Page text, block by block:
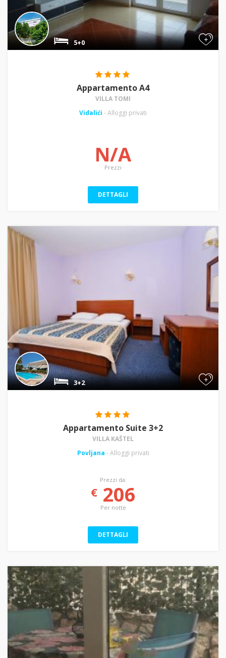
+
5+0
Appartamento A4
VILLA TOMI
Vidalići - Alloggi privati
N/A
Prezzi
DETTAGLI
+
3+2
Appartamento Suite 3+2
VILLA KAŠTEL
Povljana - Alloggi privati
Prezzi da:
€206
Per notte
DETTAGLI